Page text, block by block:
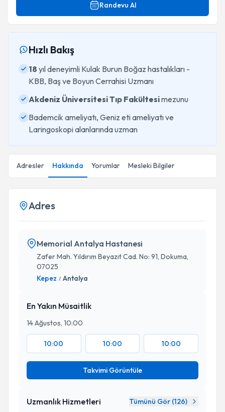
Randevu Al
Hızlı Bakış
18 yıl deneyimli Kulak Burun Boğaz hastalıkları -
KBB, Baş ve Boyun Cerrahisi Uzmanı
Akdeniz Üniversitesi Tıp Fakültesimezunu
Bademcik ameliyatı, Geniz eti ameliyatı ve
Laringoskopi alanlarında uzman
Adresler Hakkında Yorumlar Mesleki Bilgiler
Adres
Memorial Antalya Hastanesi
Zafer Mah. Yıldırım Beyazıt Cad. No: 91, Dokuma,
07025
Kepez / Antalya
En Yakın Müsaitlik
14 Ağustos, 10:00
10:00 10:00 10:00
Takvimi Görüntüle
Uzmanlık Hizmetleri Tümünü Gör (126)